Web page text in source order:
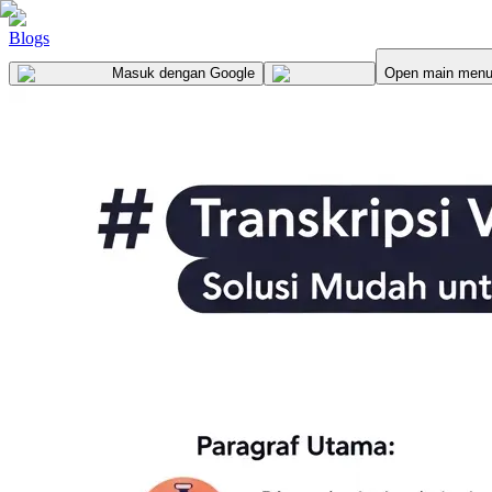
Blogs
Masuk dengan Google Open main menu